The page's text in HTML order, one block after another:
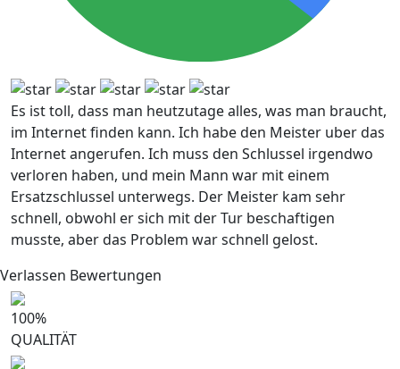
Es ist toll, dass man heutzutage alles, was man braucht,
im Internet finden kann. Ich habe den Meister uber das
Internet angerufen. Ich muss den Schlussel irgendwo
verloren haben, und mein Mann war mit einem
Ersatzschlussel unterwegs. Der Meister kam sehr
schnell, obwohl er sich mit der Tur beschaftigen
musste, aber das Problem war schnell gelost.
Verlassen Bewertungen
100%
QUALITÄT